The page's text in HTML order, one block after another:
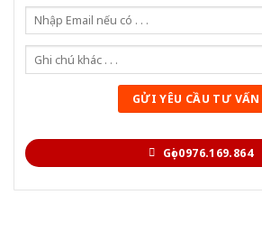
Gọi 0976.169.864